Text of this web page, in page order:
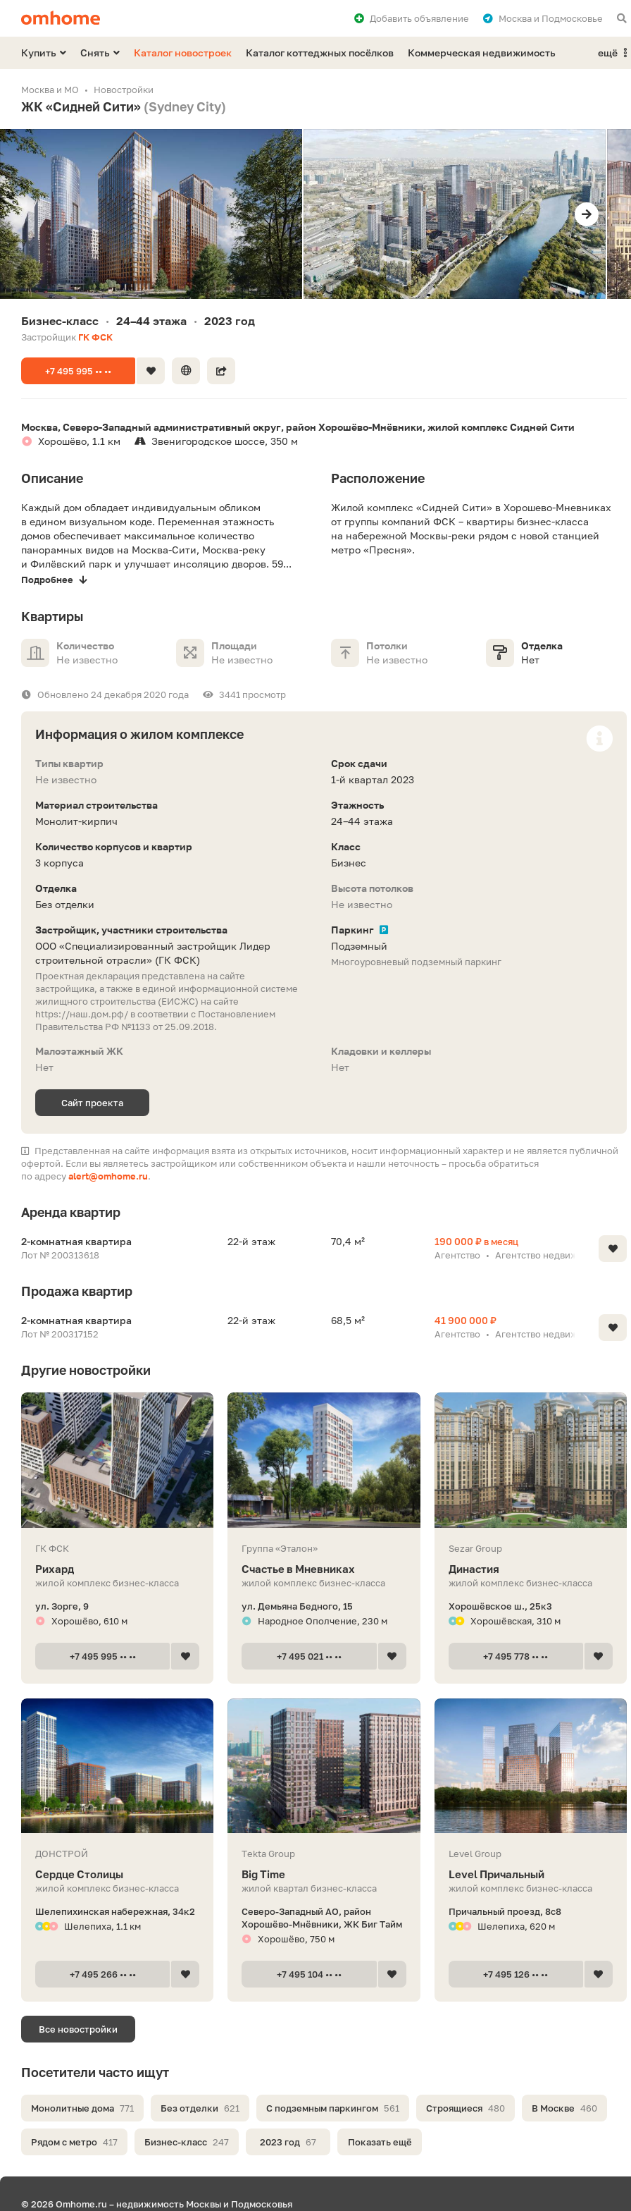
Москва и Подмосковье
Добавитьобъявление
Купить Снять Каталог новостроек Каталог коттеджных посёлков Коммерческая недвижимость ещё
Москва и МО Новостройки
ЖК «Сидней Сити» (Sydney City)
Бизнес-класс • 24–44 этажа • 2023 год
Застройщик ГК ФСК
+7 495 995 •• ••
Москва, Северо-Западный административный округ, район Хорошёво-Мнёвники, жилой комплекс Сидней Сити
Хорошёво, 1.1 км
Звенигородское шоссе, 350 м
Описание
Каждый дом обладает индивидуальным обликом
в едином визуальном коде. Переменная этажность
домов обеспечивает максимальное количество
панорамных видов на Москва-Сити, Москва-реку
и Филёвский парк и улучшает инсоляцию дворов. 59...
Подробнее
Расположение
Жилой комплекс «Сидней Сити» в Хорошево-Мневниках
от группы компаний ФСК – квартиры бизнес-класса
на набережной Москвы-реки рядом с новой станцией
метро «Пресня».
Квартиры
Количество
Не известно
Площади
Не известно
Потолки
Не известно
Отделка
Нет
Обновлено 24 декабря 2020 года 3441 просмотр
Информация о жилом комплексе
Типы квартир
Не известно
Срок сдачи
1-й квартал 2023
Материал строительства
Монолит-кирпич
Этажность
24–44 этажа
Количество корпусов и квартир
3 корпуса
Класс
Бизнес
Отделка
Без отделки
Высота потолков
Не известно
Застройщик, участники строительства
ООО «Специализированный застройщик Лидер
строительной отрасли» (ГК ФСК)
Проектная декларация представлена на сайте
застройщика, а также в единой информационной системе
жилищного строительства (ЕИСЖС) на сайте
https://наш.дом.рф/ в соответвии с Постановлением
Правительства РФ №1133 от 25.09.2018.
Паркинг
Подземный
Многоуровневый подземный паркинг
Малоэтажный ЖК
Нет
Кладовки и келлеры
Нет
Сайт проекта
Представленная на сайте информация взята из открытых источников, носит информационный характер и не является публичной
офертой. Если вы являетесь застройщиком или собственником объекта и нашли неточность – просьба обратиться
по адресуalert@omhome.ru.
Аренда квартир
2-комнатная квартира
Лот № 200313618
22-й этаж 70,4 м² 190 000 ₽ в месяц
Агентство
• Агентство недвижимости
Продажа квартир
2-комнатная квартира
Лот № 200317152
22-й этаж 68,5 м² 41 900 000 ₽
Агентство • Агентство недвижимости
Другие новостройки
ГК ФСК
Рихард
жилой комплекс бизнес-класса
ул. Зорге, 9
Хорошёво, 610 м
+7 495 995 •• ••
Группа «Эталон»
Счастье в Мневниках
жилой комплекс бизнес-класса
ул. Демьяна Бедного, 15
Народное Ополчение, 230 м
+7 495 021 •• ••
Sezar Group
Династия
жилой комплекс бизнес-класса
Хорошёвское ш., 25к3
Хорошёвская, 310 м
+7 495 778 •• ••
ДОНСТРОЙ
Сердце Столицы
жилой комплекс бизнес-класса
Шелепихинская набережная, 34к2
Шелепиха, 1.1 км
+7 495 266 •• ••
Tekta Group
Big Time
жилой квартал бизнес-класса
Северо-Западный АО, район
Хорошёво-Мнёвники, ЖК Биг Тайм
Хорошёво, 750 м
+7 495 104 •• ••
Level Group
Level Причальный
жилой комплекс бизнес-класса
Причальный проезд, 8с8
Шелепиха, 620 м
+7 495 126 •• ••
Все новостройки
Посетители часто ищут
Монолитные дома 771 Без отделки 621 С подземным паркингом 561 Строящиеся 480 В Москве 460
Рядом с метро 417 Бизнес-класс 247 2023 год 67 Показать ещё
© 2026 Omhome.ru – недвижимость Москвы и Подмосковья